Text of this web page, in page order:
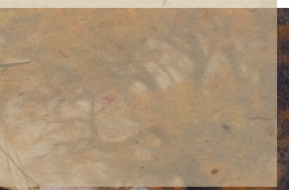
PRÓXIMO
SALÃO DE CHÁ
ATENDIMENTO A PESQUISADORES
ASSESSORIA DE IMPRENSA
AGENDAMENTO DE EVENTOS SOCIAIS